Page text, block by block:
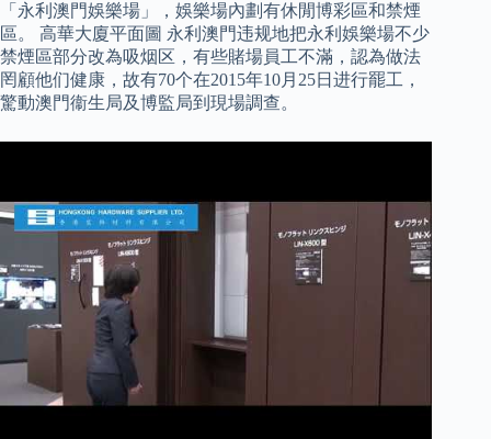
「永利澳門娛樂場」，娛樂場內劃有休閒博彩區和禁煙
區。 高華大廈平面圖 永利澳門违规地把永利娛樂場不少
禁煙區部分改為吸烟区，有些賭場員工不滿，認為做法
罔顧他们健康，故有70个在2015年10月25日进行罷工，
驚動澳門衞生局及博監局到現場調查。